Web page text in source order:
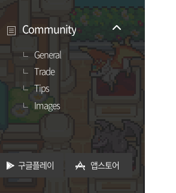
Community
General
Trade
Tips
Images
구글플레이 앱스토어